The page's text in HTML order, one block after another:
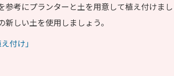
参考にプランターと土を用意して植え付けまし
しい土を使用しましょう。
付け」